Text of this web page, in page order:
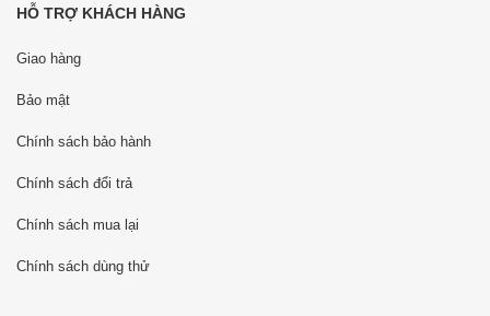
HỖ TRỢ KHÁCH HÀNG
Giao hàng
Bảo mật
Chính sách bảo hành
Chính sách đổi trả
Chính sách mua lại
Chính sách dùng thử